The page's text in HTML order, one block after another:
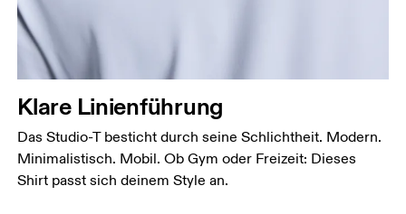
Klare Linienführung
Das Studio-T besticht durch seine Schlichtheit. Modern.
Minimalistisch. Mobil. Ob Gym oder Freizeit: Dieses
Shirt passt sich deinem Style an.